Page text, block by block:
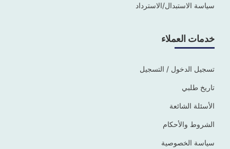
سياسة الاستبدال/الاسترداد
خدمات العملاء
تسجيل الدخول / التسجيل
تاريخ طلبي
الأسئلة الشائعة
الشروط والأحكام
سياسة الخصوصية